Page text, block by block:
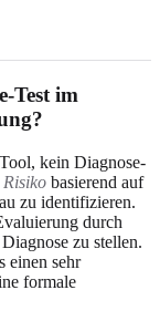
Test im
kein Diagnose-
Risiko basierend auf
zu identifizieren.
durch
zu stellen.
einen sehr
formale